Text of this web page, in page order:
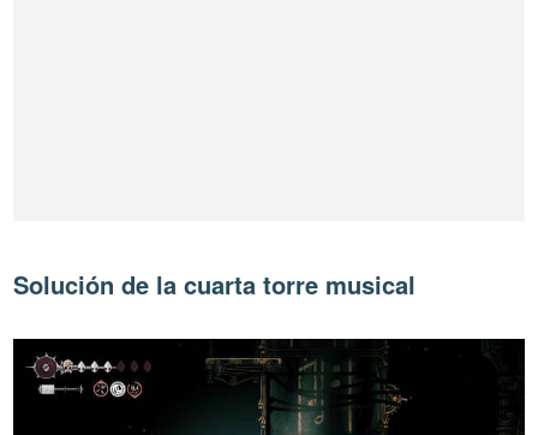
Solución de la cuarta torre musical